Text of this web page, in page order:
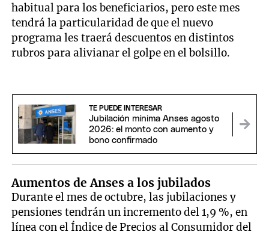
habitual para los beneficiarios, pero este mes
tendrá la particularidad de que el nuevo
programa les traerá descuentos en distintos
rubros para alivianar el golpe en el bolsillo.
TE PUEDE INTERESAR
Jubilación mínima Anses agosto
2026: el monto con aumento y
bono confirmado
Aumentos de Anses a los jubilados
Durante el mes de octubre, las jubilaciones y
pensiones tendrán un incremento del 1,9 %, en
línea con el Índice de Precios al Consumidor del